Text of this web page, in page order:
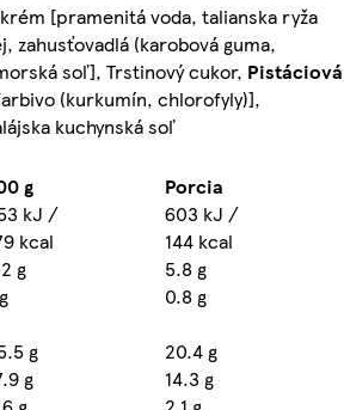
[pramenitá voda, talianska ryža
zahusťovadlá (karobová guma,
soľ], Trstinový cukor, Pistáciová
(kurkumín, chlorofyly)],
kuchynská soľ
g
Porcia
kJ /
603 kJ /
kcal
144 kcal
g
5.8 g
0.8 g
g
20.4 g
g
14.3 g